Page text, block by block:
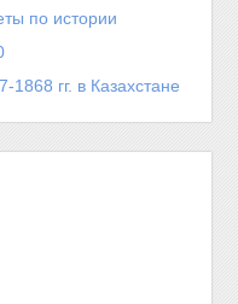
по истории
гг. в Казахстане